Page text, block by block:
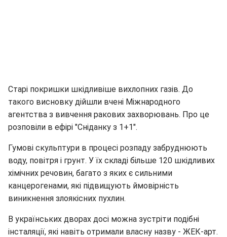
Старі покришки шкідливіше вихлопних газів. До
такого висновку дійшли вчені Міжнародного
агентства з вивчення ракових захворювань. Про це
розповіли в ефірі "Сніданку з 1+1".
Гумові скульптури в процесі розпаду забруднюють
воду, повітря і грунт. У їх складі більше 120 шкідливих
хімічних речовин, багато з яких є сильними
канцерогенами, які підвищують ймовірність
виникнення злоякісних пухлин.
В українських дворах досі можна зустріти подібні
інсталяції, які навіть отримали власну назву - ЖЕК-арт.